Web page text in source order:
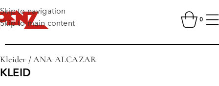
Skip to navigation
Skip to main content
0
Kleider /ANA ALCAZAR
KLEID